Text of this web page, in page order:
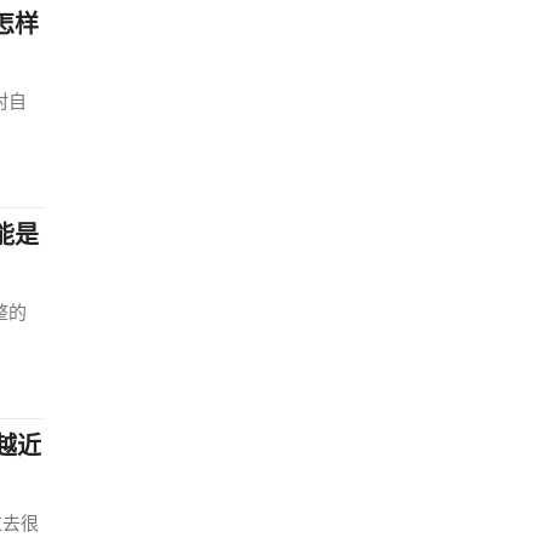
样
自
是
的
近
很